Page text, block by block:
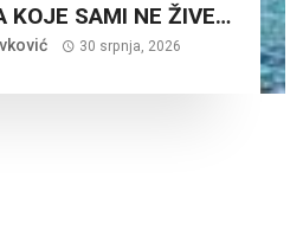
KOJE SAMI NE ŽIVE…
30 srpnja, 2026